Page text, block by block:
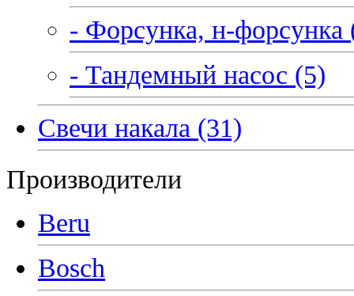
- Форсунка, н-форсунка
- Тандемный насос (5)
Свечи накала (31)
Производители
Beru
Bosch